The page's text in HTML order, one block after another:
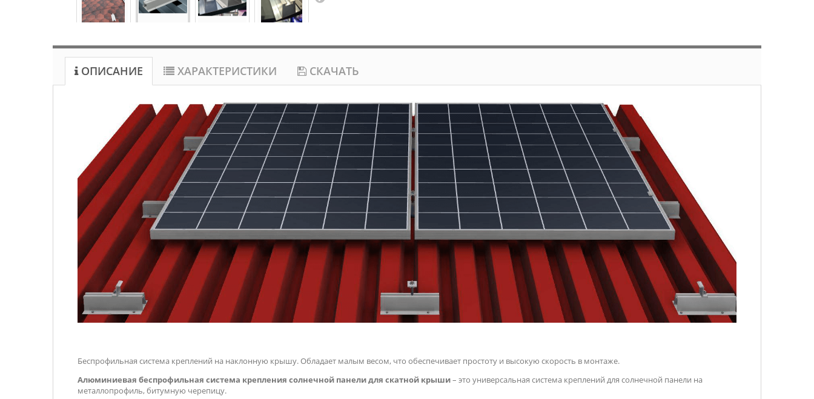
ОПИСАНИЕ ХАРАКТЕРИСТИКИ СКАЧАТЬ
Беспрофильная система креплений на наклонную крышу. Обладает малым весом, что обеспечивает простоту и высокую скорость в монтаже.
Алюминиевая беспрофильная система крепления солнечной панели для скатной крыши– это универсальная система креплений для солнечной панели на
металлопрофиль, битумную черепицу.